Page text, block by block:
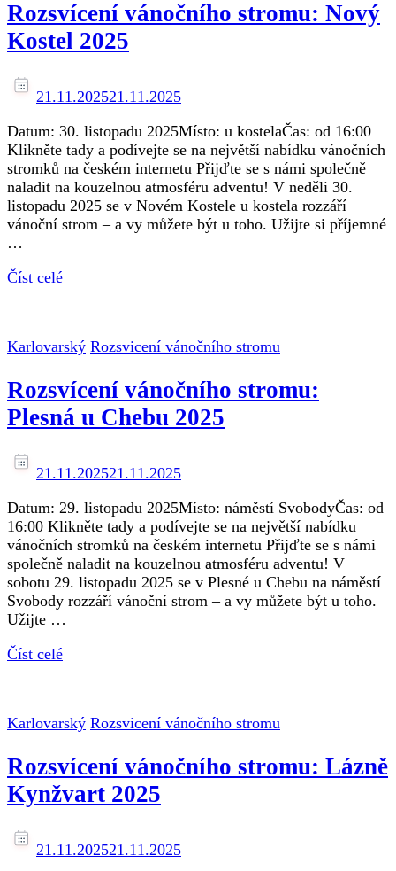
Rozsvícení vánočního stromu: Nový
Kostel 2025
21.11.202521.11.2025
Datum: 30. listopadu 2025Místo: u kostelaČas: od 16:00
Klikněte tady a podívejte se na největší nabídku vánočních
stromků na českém internetu Přijďte se s námi společně
naladit na kouzelnou atmosféru adventu! V neděli 30.
listopadu 2025 se v Novém Kostele u kostela rozzáří
vánoční strom – a vy můžete být u toho. Užijte si příjemné
…
Číst celé
Karlovarský Rozsvicení vánočního stromu
Rozsvícení vánočního stromu:
Plesná u Chebu 2025
21.11.202521.11.2025
Datum: 29. listopadu 2025Místo: náměstí SvobodyČas: od
16:00 Klikněte tady a podívejte se na největší nabídku
vánočních stromků na českém internetu Přijďte se s námi
společně naladit na kouzelnou atmosféru adventu! V
sobotu 29. listopadu 2025 se v Plesné u Chebu na náměstí
Svobody rozzáří vánoční strom – a vy můžete být u toho.
Užijte …
Číst celé
Karlovarský Rozsvicení vánočního stromu
Rozsvícení vánočního stromu: Lázně
Kynžvart 2025
21.11.202521.11.2025